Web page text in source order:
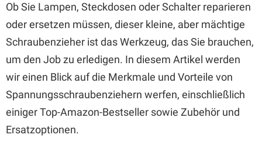
Ob Sie Lampen, Steckdosen oder Schalter reparieren
oder ersetzen müssen, dieser kleine, aber mächtige
Schraubenzieher ist das Werkzeug, das Sie brauchen,
um den Job zu erledigen. In diesem Artikel werden
wir einen Blick auf die Merkmale und Vorteile von
Spannungsschraubenziehern werfen, einschließlich
einiger Top-Amazon-Bestseller sowie Zubehör und
Ersatzoptionen.